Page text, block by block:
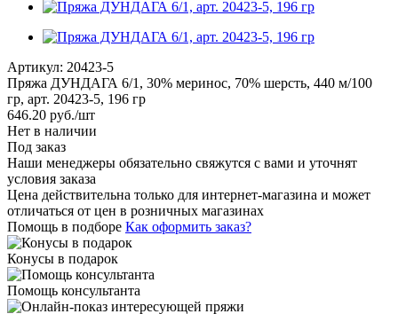
Артикул: 20423-5
Пряжа ДУНДАГА 6/1, 30% меринос, 70% шерсть, 440 м/100
гр, арт. 20423-5, 196 гр
646.20 руб./шт
Нет в наличии
Под заказ
Наши менеджеры обязательно свяжутся с вами и уточнят
условия заказа
Цена действительна только для интернет-магазина и может
отличаться от цен в розничных магазинах
Помощь в подборе Как оформить заказ?
Конусы в подарок
Помощь консультанта